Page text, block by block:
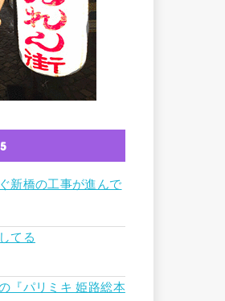
新橋の工事が進んで
てる
『パリミキ 姫路総本